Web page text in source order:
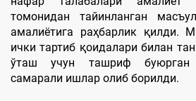
томонидан тайинланган
амалиётига раҳбарлик қилди.
ички тартиб қоидалари билан
ўташ учун ташриф буюрган
самарали ишлар олиб борилди.